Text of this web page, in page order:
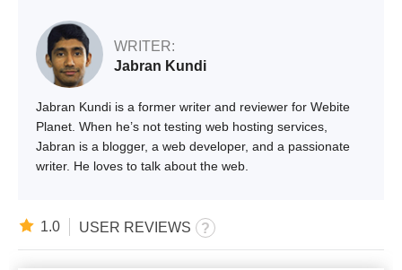
WRITER:
Jabran Kundi
Jabran Kundi is a former writer and reviewer for Webite
Planet. When he’s not testing web hosting services,
Jabran is a blogger, a web developer, and a passionate
writer. He loves to talk about the web.
1.0 USER REVIEWS